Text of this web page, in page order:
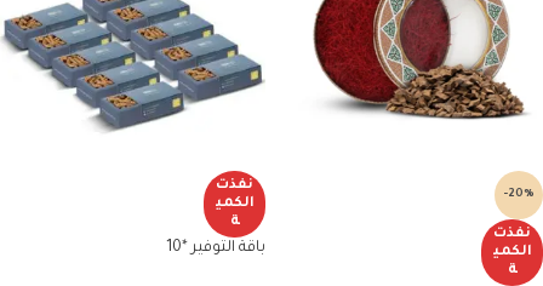
-20%
نفذت
الكمي
ة
نفذت
الكمي
ة
باقة التوفير *10